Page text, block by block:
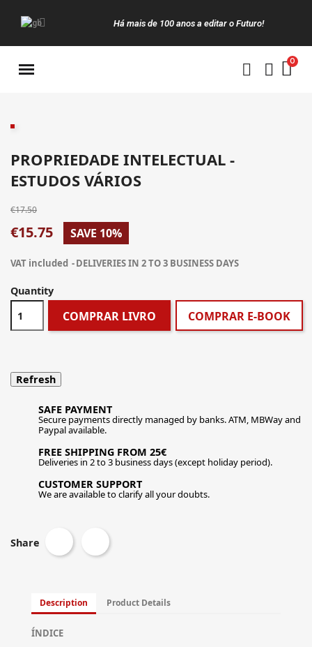
Há mais de 100 anos a editar o Futuro!
PROPRIEDADE INTELECTUAL -
ESTUDOS VÁRIOS
€17.50
€15.75 SAVE 10%
VAT included DELIVERIES IN 2 TO 3 BUSINESS DAYS
Quantity
COMPRAR LIVRO COMPRAR E-BOOK
SAFE PAYMENT
Secure payments directly managed by banks. ATM, MBWay and
Paypal available.
FREE SHIPPING FROM 25€
Deliveries in 2 to 3 business days (except holiday period).
CUSTOMER SUPPORT
We are available to clarify all your doubts.
Share
Description Product Details
ÍNDICE